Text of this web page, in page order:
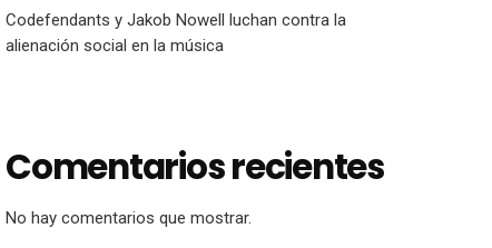
Codefendants y Jakob Nowell luchan contra la
alienación social en la música
Comentarios recientes
No hay comentarios que mostrar.